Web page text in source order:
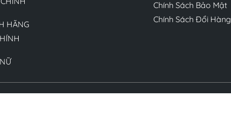
HÃNG
Chính Sách Bảo Mật
Chính Sách Đổi Hàng